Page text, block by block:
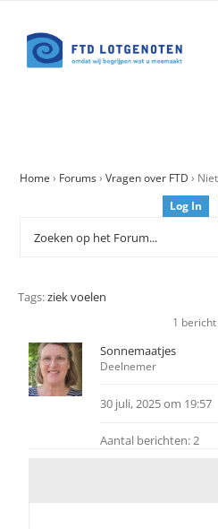
naar
inhoud
Hulp
Nieuws
Agenda
Forums
Home › Forums› Vragen over FTD ›
Log In
Tags:ziek voelen
1
Sonnemaatjes
Deelnemer
30 juli, 2025 om 19:57
Aantal berichten: 2